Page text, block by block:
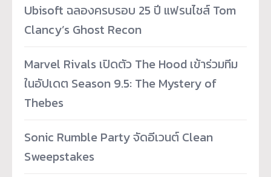
Ubisoft ฉลองครบรอบ 25 ปี แฟรนไชส์ Tom
Clancy’s Ghost Recon
Marvel Rivals เปิดตัว The Hood เข้าร่วมทีม
ในอัปเดต Season 9.5: The Mystery of
Thebes
Sonic Rumble Party จัดอีเวนต์ Clean
Sweepstakes